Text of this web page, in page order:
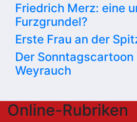
Friedrich Merz: eine
Furzgrundel?
Erste Frau an der
Der
Weyrauch
Online-Rubriken